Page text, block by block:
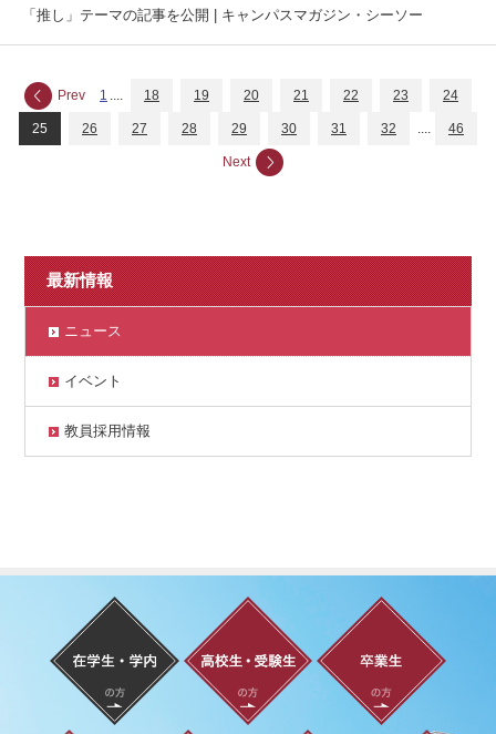
「推し」テーマの記事を公開 | キャンパスマガジン・シーソー
Prev 1 .... 18 19 20 21 22 23 24
25 26 27 28 29 30 31 32 .... 46
Next
最新情報
ニュース
イベント
教員採用情報